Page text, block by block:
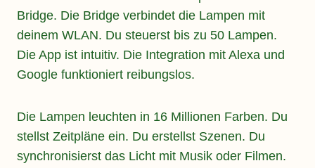
Bridge. Die Bridge verbindet die Lampen mit
deinem WLAN. Du steuerst bis zu 50 Lampen.
Die App ist intuitiv. Die Integration mit Alexa und
Google funktioniert reibungslos.
Die Lampen leuchten in 16 Millionen Farben. Du
stellst Zeitpläne ein. Du erstellst Szenen. Du
synchronisierst das Licht mit Musik oder Filmen.